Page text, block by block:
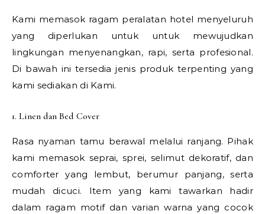
Kami memasok ragam peralatan hotel menyeluruh
yang diperlukan untuk untuk mewujudkan
lingkungan menyenangkan, rapi, serta profesional.
Di bawah ini tersedia jenis produk terpenting yang
kami sediakan di Kami.
1. Linen dan Bed Cover
Rasa nyaman tamu berawal melalui ranjang. Pihak
kami memasok seprai, sprei, selimut dekoratif, dan
comforter yang lembut, berumur panjang, serta
mudah dicuci. Item yang kami tawarkan hadir
dalam ragam motif dan varian warna yang cocok